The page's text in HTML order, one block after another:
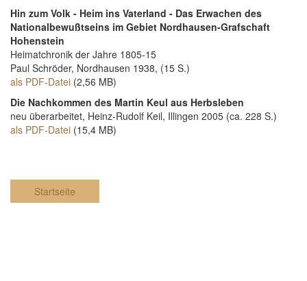
Hin zum Volk - Heim ins Vaterland - Das Erwachen des
Nationalbewußtseins im Gebiet Nordhausen-Grafschaft
Hohenstein
Heimatchronik der Jahre 1805-15
Paul Schröder, Nordhausen 1938, (15 S.)
als PDF-Datei (2,56 MB)
Die Nachkommen des Martin Keul aus Herbsleben
neu überarbeitet, Heinz-Rudolf Keil, Illingen 2005 (ca. 228 S.)
als PDF-Datei (15,4 MB)
Startseite